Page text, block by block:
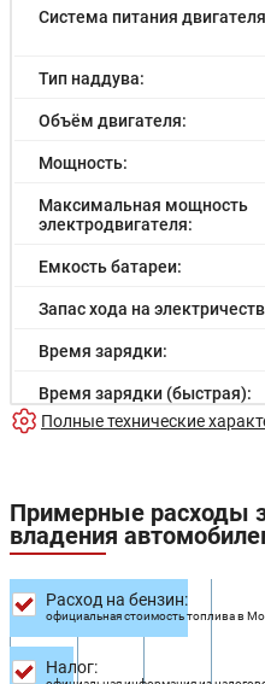
Система питания
Тип наддува:
Объём двигателя:
Мощность:
Максимальная мощность
электродвигателя:
Емкость батареи:
Запас хода на
Время зарядки:
Время зарядки (быстрая):
Разгон до 100км/час:
Расход в городском цикле:
Расход в смешанном цикле:
Объем топливного бака:
Полные технические
Примерные расходы
владения
Расход на бензин:
официальная стоимость топлива в
Налог: